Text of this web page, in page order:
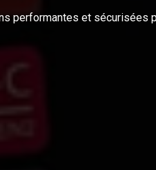
performantes et sécurisées